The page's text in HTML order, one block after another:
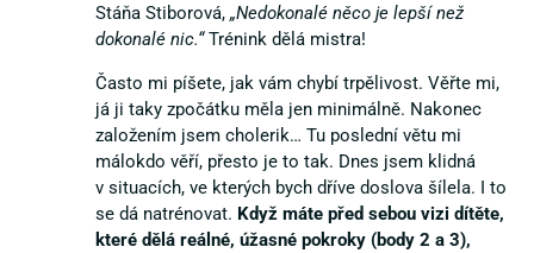
Stáňa Stiborová, „Nedokonalé něco je lepší než
dokonalé nic.“Trénink dělá mistra!
Často mi píšete, jak vám chybí trpělivost. Věřte mi,
já ji taky zpočátku měla jen minimálně. Nakonec
založením jsem cholerik… Tu poslední větu mi
málokdo věří, přesto je to tak. Dnes jsem klidná
v situacích, ve kterých bych dříve doslova šílela. I to
se dá natrénovat. Když máte před sebou vizi dítěte,
které dělá reálné, úžasné pokroky (body 2 a 3),